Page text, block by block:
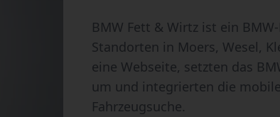
BMW Fett & Wirtz ist ein
Standorten in Moers, Wesel,
eine Webseite, setzten das
um und integrierten die
Fahrzeugsuche.